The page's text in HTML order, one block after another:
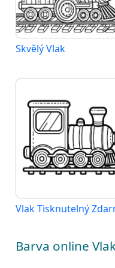
Skvělý Vlak
Vlak Tisknutelný
Barva online